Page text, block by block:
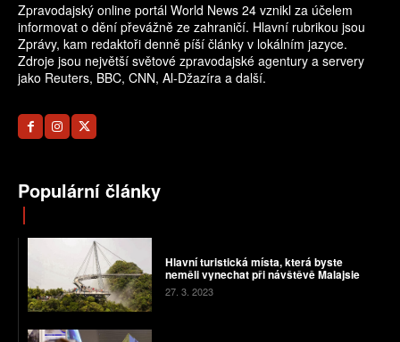
Zpravodajský online portál World News 24 vznikl za účelem
informovat o dění převážně ze zahraničí. Hlavní rubrikou jsou
Zprávy, kam redaktoři denně píší články v lokálním jazyce.
Zdroje jsou největší světové zpravodajské agentury a servery
jako Reuters, BBC, CNN, Al-Džazíra a další.
Populární články
Hlavní turistická místa, která byste
neměli vynechat při návštěvě Malajsie
27. 3. 2023